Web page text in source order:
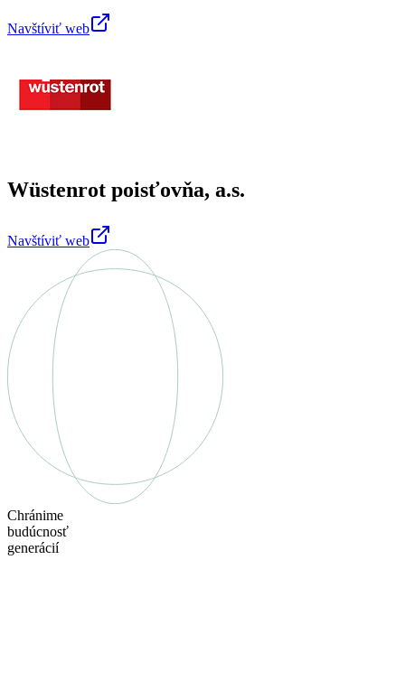
Navštíviť web
Wüstenrot poisťovňa, a.s.
Navštíviť web
Chránime
budúcnosť
generácií